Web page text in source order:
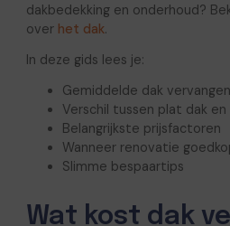
dakbedekking en onderhoud?
over het dak.
In deze gids lees je:
Gemiddelde dak
Verschil tussen plat dak en
Belangrijkste prijsfactoren
Wanneer renovatie
Slimme bespaartips
Wat kost dak